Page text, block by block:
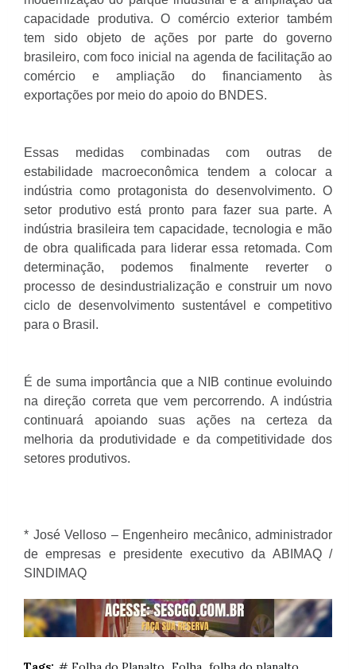
capacidade produtiva. O comércio exterior também
tem sido objeto de ações por parte do governo
brasileiro, com foco inicial na agenda de facilitação ao
comércio e ampliação do financiamento às
exportações por meio do apoio do BNDES.
Essas medidas combinadas com outras de
estabilidade macroeconômica tendem a colocar a
indústria como protagonista do desenvolvimento. O
setor produtivo está pronto para fazer sua parte. A
indústria brasileira tem capacidade, tecnologia e mão
de obra qualificada para liderar essa retomada. Com
determinação, podemos finalmente reverter o
processo de desindustrialização e construir um novo
ciclo de desenvolvimento sustentável e competitivo
para o Brasil.
É de suma importância que a NIB continue evoluindo
na direção correta que vem percorrendo. A indústria
continuará apoiando suas ações na certeza da
melhoria da produtividade e da competitividade dos
setores produtivos.
* José Velloso – Engenheiro mecânico, administrador
de empresas e presidente executivo da ABIMAQ /
SINDIMAQ